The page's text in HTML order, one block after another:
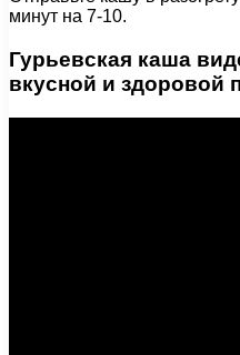
минут на 7-10.
Гурьевская каша
вкусной и здоровой